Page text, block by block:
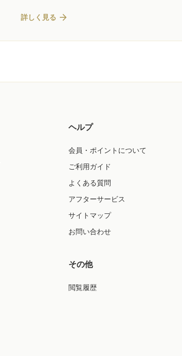
詳しく見る arrow_forward
ヘルプ
会員・ポイントについて
ご利用ガイド
よくある質問
アフターサービス
サイトマップ
お問い合わせ
その他
閲覧履歴